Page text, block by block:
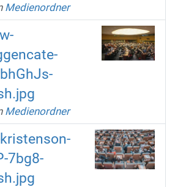
Medienordner
Medienordner
7bg8-